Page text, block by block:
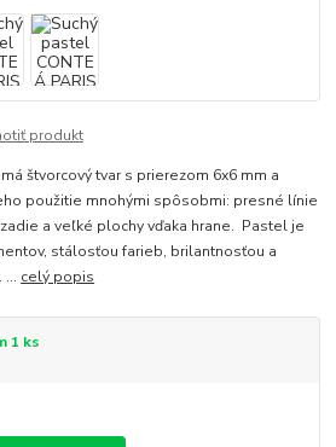
produkt
štvorcový tvar s prierezom 6x6 mm a
použitie mnohými spôsobmi: presné línie
a veľké plochy vďaka hrane. Pastel je
stálosťou farieb, brilantnosťou a
celý popis
1 ks